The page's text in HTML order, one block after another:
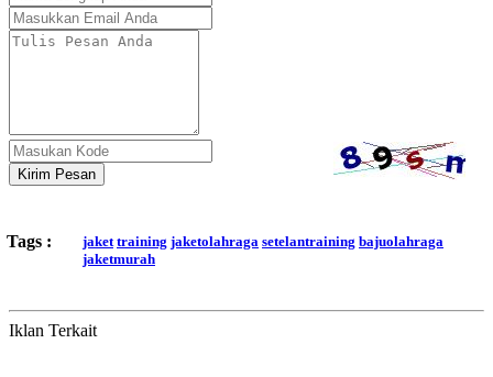
Kirim Pesan
Tags : jaket training jaketolahraga setelantraining bajuolahraga
jaketmurah
Iklan Terkait